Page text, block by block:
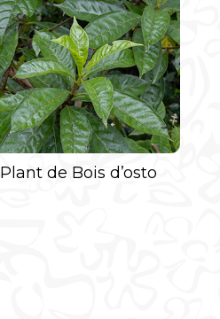
Plant de Bois d’osto